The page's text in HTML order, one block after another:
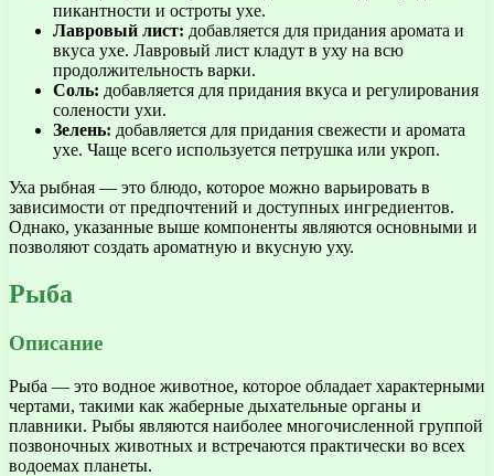
пикантности и остроты ухе.
Лавровый лист: добавляется для придания аромата и
вкуса ухе. Лавровый лист кладут в уху на всю
продолжительность варки.
Соль: добавляется для придания вкуса и регулирования
солености ухи.
Зелень: добавляется для придания свежести и аромата
ухе. Чаще всего используется петрушка или укроп.
Уха рыбная — это блюдо, которое можно варьировать в
зависимости от предпочтений и доступных ингредиентов.
Однако, указанные выше компоненты являются основными и
позволяют создать ароматную и вкусную уху.
Рыба
Описание
Рыба — это водное животное, которое обладает характерными
чертами, такими как жаберные дыхательные органы и
плавники. Рыбы являются наиболее многочисленной группой
позвоночных животных и встречаются практически во всех
водоемах планеты.